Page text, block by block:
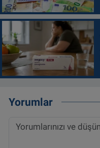
Yorumlar